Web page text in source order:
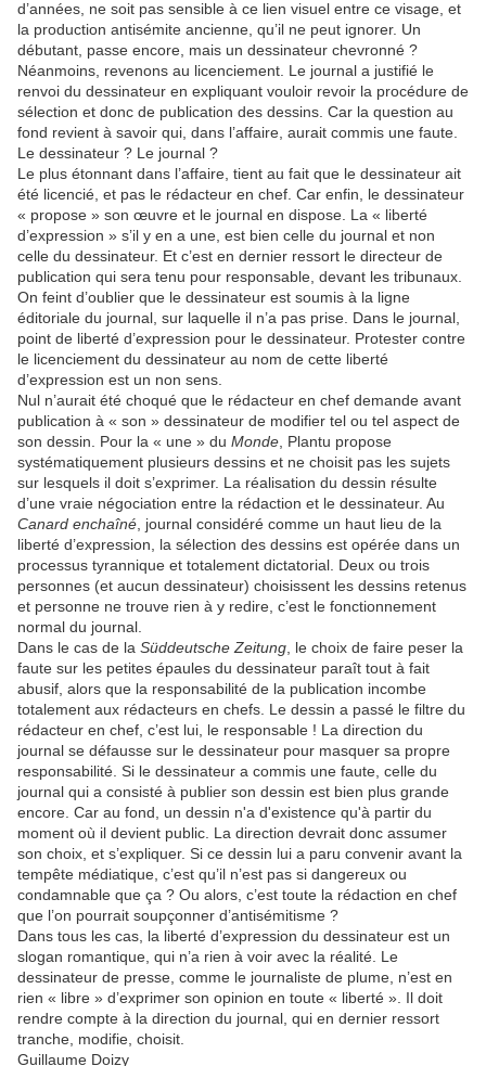
d’années, ne soit pas sensible à ce lien visuel entre ce visage, et
la production antisémite ancienne, qu’il ne peut ignorer. Un
débutant, passe encore, mais un dessinateur chevronné ?
Néanmoins, revenons au licenciement. Le journal a justifié le
renvoi du dessinateur en expliquant vouloir revoir la procédure de
sélection et donc de publication des dessins. Car la question au
fond revient à savoir qui, dans l’affaire, aurait commis une faute.
Le dessinateur ? Le journal ?
Le plus étonnant dans l’affaire, tient au fait que le dessinateur ait
été licencié, et pas le rédacteur en chef. Car enfin, le dessinateur
« propose » son œuvre et le journal en dispose. La « liberté
d’expression » s’il y en a une, est bien celle du journal et non
celle du dessinateur. Et c’est en dernier ressort le directeur de
publication qui sera tenu pour responsable, devant les tribunaux.
On feint d’oublier que le dessinateur est soumis à la ligne
éditoriale du journal, sur laquelle il n’a pas prise. Dans le journal,
point de liberté d’expression pour le dessinateur. Protester contre
le licenciement du dessinateur au nom de cette liberté
d’expression est un non sens.
Nul n’aurait été choqué que le rédacteur en chef demande avant
publication à « son » dessinateur de modifier tel ou tel aspect de
son dessin. Pour la « une » du Monde , Plantu propose
systématiquement plusieurs dessins et ne choisit pas les sujets
sur lesquels il doit s’exprimer. La réalisation du dessin résulte
d’une vraie négociation entre la rédaction et le dessinateur. Au
Canard enchaîné , journal considéré comme un haut lieu de la
liberté d’expression, la sélection des dessins est opérée dans un
processus tyrannique et totalement dictatorial. Deux ou trois
personnes (et aucun dessinateur) choisissent les dessins retenus
et personne ne trouve rien à y redire, c’est le fonctionnement
normal du journal.
Dans le cas de la Süddeutsche Zeitung , le choix de faire peser la
faute sur les petites épaules du dessinateur paraît tout à fait
abusif, alors que la responsabilité de la publication incombe
totalement aux rédacteurs en chefs. Le dessin a passé le filtre du
rédacteur en chef, c’est lui, le responsable ! La direction du
journal se défausse sur le dessinateur pour masquer sa propre
responsabilité. Si le dessinateur a commis une faute, celle du
journal qui a consisté à publier son dessin est bien plus grande
encore. Car au fond, un dessin n'a d'existence qu'à partir du
moment où il devient public. La direction devrait donc assumer
son choix, et s’expliquer. Si ce dessin lui a paru convenir avant la
tempête médiatique, c’est qu’il n’est pas si dangereux ou
condamnable que ça ? Ou alors, c’est toute la rédaction en chef
que l’on pourrait soupçonner d’antisémitisme ?
Dans tous les cas, la liberté d’expression du dessinateur est un
slogan romantique, qui n’a rien à voir avec la réalité. Le
dessinateur de presse, comme le journaliste de plume, n’est en
rien « libre » d’exprimer son opinion en toute « liberté ». Il doit
rendre compte à la direction du journal, qui en dernier ressort
tranche, modifie, choisit.
Guillaume Doizy